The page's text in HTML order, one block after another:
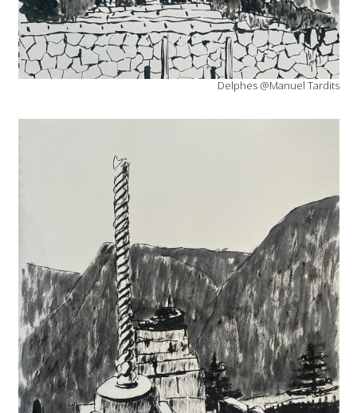
Delphes @Manuel Tardits